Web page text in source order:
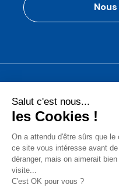
Conditions Générales de Vente
Mentions légales
Protection des Données